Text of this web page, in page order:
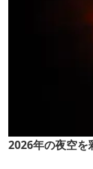
2026年の夜空を